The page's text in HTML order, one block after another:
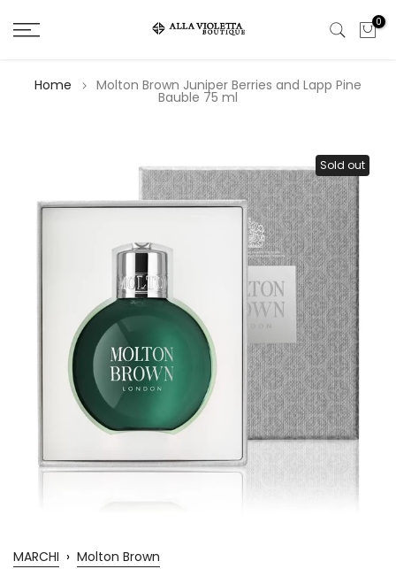
il
0
Home Molton Brown Juniper Berries and Lapp Pine
Bauble 75 ml
Sold out
MARCHI › Molton Brown